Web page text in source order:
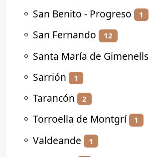
⚬ San Benito - Progreso 1
⚬ San Fernando 12
⚬ Santa María de Gimenells
⚬ Sarrión 1
⚬ Tarancón 2
⚬ Torroella de Montgrí 1
⚬ Valdeande 1